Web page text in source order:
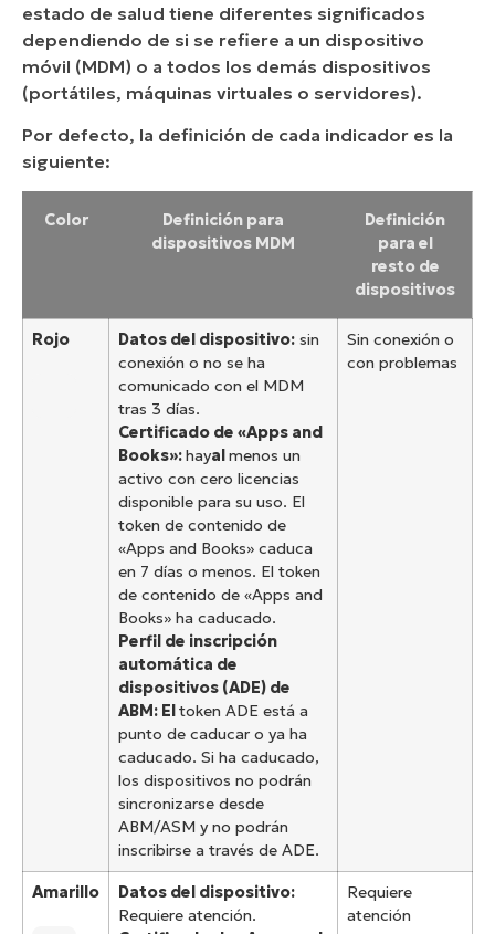
estado de salud tiene diferentes significados
dependiendo de si se refiere a un dispositivo
móvil (MDM) o a todos los demás dispositivos
(portátiles, máquinas virtuales o servidores).
Por defecto, la definición de cada indicador es la
siguiente:
Color
Definición para
dispositivos MDM
Definición
para el
resto de
dispositivos
Rojo Datos del dispositivo: sin
conexión o no se ha
comunicado con el MDM
tras 3 días.
Certificado de «Apps and
Books»:hayalmenos un
activo con cero licencias
disponible para su uso. El
token de contenido de
«Apps and Books» caduca
en 7 días o menos. El token
de contenido de «Apps and
Books» ha caducado.
Perfil de inscripción
automática de
dispositivos (ADE) de
ABM: Eltoken ADE está a
punto de caducar o ya ha
caducado. Si ha caducado,
los dispositivos no podrán
sincronizarse desde
ABM/ASM y no podrán
inscribirse a través de ADE.
Sin conexión o
con problemas
Amarillo
Datos del dispositivo:
Requiere atención.
Requiere
atención